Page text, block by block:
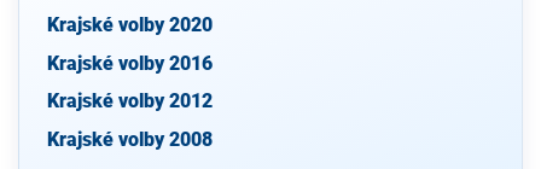
Krajské volby 2020
Krajské volby 2016
Krajské volby 2012
Krajské volby 2008